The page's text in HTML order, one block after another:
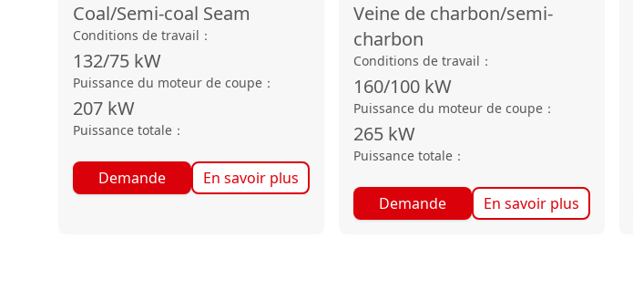
Coal/Semi-coal Seam
Conditions de travail ：
132/75 kW
Puissance du moteur de coupe ：
207 kW
Puissance totale ：
Demande En savoir plus
Veine de charbon/semi-
charbon
Conditions de travail ：
160/100 kW
Puissance du moteur de coupe ：
265 kW
Puissance totale ：
Demande En savoir plus